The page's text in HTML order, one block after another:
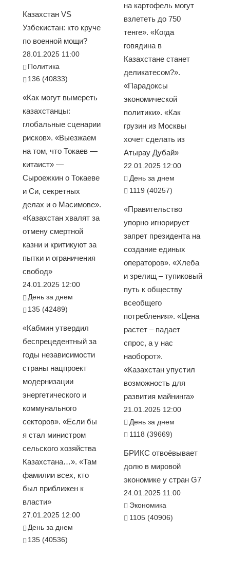
Казахстан VS
Узбекистан: кто круче
по военной мощи?
28.01.2025 11:00
Политика
136 (40833)
«Как могут вымереть
казахстанцы:
глобальные сценарии
рисков». «Выезжаем
на том, что Токаев —
китаист» —
Сыроежкин о Токаеве
и Си, секретных
делах и о Масимове».
«Казахстан хвалят за
отмену смертной
казни и критикуют за
пытки и ограничения
свобод»
24.01.2025 12:00
День за днем
135 (42489)
«Кабмин утвердил
беспрецедентный за
годы независимости
страны нацпроект
модернизации
энергетического и
коммунального
секторов». «Если бы
я стал министром
сельского хозяйства
Казахстана…». «Там
фамилии всех, кто
был приближен к
власти»
27.01.2025 12:00
День за днем
135 (40536)
на картофель могут
взлететь до 750
тенге». «Когда
говядина в
Казахстане станет
деликатесом?».
«Парадоксы
экономической
политики». «Как
грузин из Москвы
хочет сделать из
Атырау Дубай»
22.01.2025 12:00
День за днем
1119 (40257)
«Правительство
упорно игнорирует
запрет президента на
создание единых
операторов». «Хлеба
и зрелищ – тупиковый
путь к обществу
всеобщего
потребления». «Цена
растет – падает
спрос, а у нас
наоборот».
«Казахстан упустил
возможность для
развития майнинга»
21.01.2025 12:00
День за днем
1118 (39669)
БРИКС отвоёвывает
долю в мировой
экономике у стран G7
24.01.2025 11:00
Экономика
1105 (40906)